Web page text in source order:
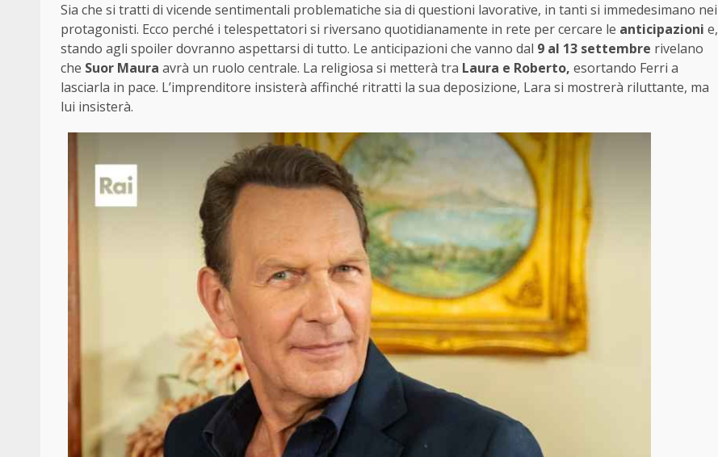
Sia che si tratti di vicende sentimentali problematiche sia di questioni lavorative, in tanti si immedesimano nei
protagonisti. Ecco perché i telespettatori si riversano quotidianamente in rete per cercare le anticipazioni e,
stando agli spoiler dovranno aspettarsi di tutto. Le anticipazioni che vanno dal 9 al 13 settembre rivelano
che Suor Maura avrà un ruolo centrale. La religiosa si metterà tra Laura e Roberto, esortando Ferri a
lasciarla in pace. L’imprenditore insisterà affinché ritratti la sua deposizione, Lara si mostrerà riluttante, ma
lui insisterà.